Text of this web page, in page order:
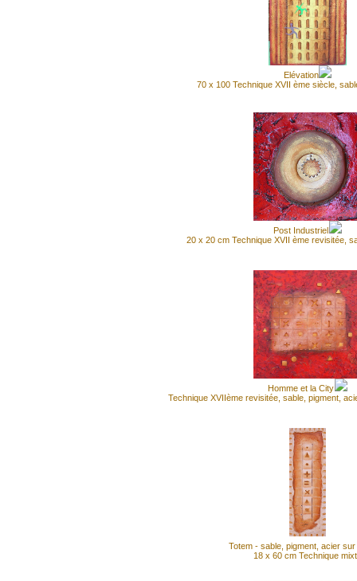
Elévation
70 x 100 Technique XVII ème siècle,
Post Industriel
20 x 20 cm Technique XVII ème revisitée,
Homme et la City
Technique XVIIème revisitée, sable, pigment,
Totem - sable, pigment, acier sur
18 x 60 cm Technique